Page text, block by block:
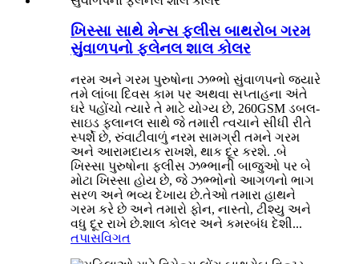
ખિસ્સા સાથે મેન્સ ફ્લીસ બાથરોબ ગરમ
સુંવાળપનો ફલેનલ શાલ કોલર
નરમ અને ગરમ પુરુષોના ઝભ્ભો સુંવાળપનો જ્યારે
તમે લાંબા દિવસ કામ પર અથવા સપ્તાહના અંતે
ઘરે પહોંચો ત્યારે તે માટે યોગ્ય છે, 260GSM ડબલ-
સાઇડ ફ્લાનલ સાથે જે તમારી ત્વચાને સીધી રીતે
સ્પર્શે છે, રુંવાટીવાળું નરમ સામગ્રી તમને ગરમ
અને આરામદાયક રાખશે, થાક દૂર કરશે. .બે
ખિસ્સા પુરુષોના ફ્લીસ ઝભ્ભાની બાજુઓ પર બે
મોટા ખિસ્સા હોય છે, જે ઝભ્ભોનો આગળનો ભાગ
સરળ અને ભવ્ય દેખાય છે.તેઓ તમારા હાથને
ગરમ કરે છે અને તમારો ફોન, નાસ્તો, ટીશ્યુ અને
વધુ દૂર રાખે છે.શાલ કોલર અને કમરબંધ દેશી...
તપાસવિગત